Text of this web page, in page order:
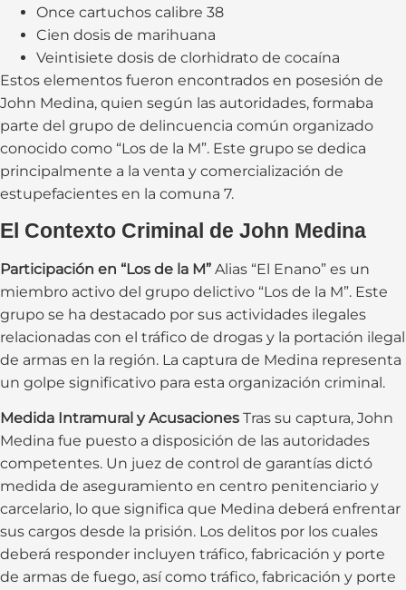
Once cartuchos calibre 38
Cien dosis de marihuana
Veintisiete dosis de clorhidrato de cocaína
Estos elementos fueron encontrados en posesión de
John Medina, quien según las autoridades, formaba
parte del grupo de delincuencia común organizado
conocido como “Los de la M”. Este grupo se dedica
principalmente a la venta y comercialización de
estupefacientes en la comuna 7.
El Contexto Criminal de John Medina
Participación en “Los de la M” Alias “El Enano” es un
miembro activo del grupo delictivo “Los de la M”. Este
grupo se ha destacado por sus actividades ilegales
relacionadas con el tráfico de drogas y la portación ilegal
de armas en la región. La captura de Medina representa
un golpe significativo para esta organización criminal.
Medida Intramural y Acusaciones Tras su captura, John
Medina fue puesto a disposición de las autoridades
competentes. Un juez de control de garantías dictó
medida de aseguramiento en centro penitenciario y
carcelario, lo que significa que Medina deberá enfrentar
sus cargos desde la prisión. Los delitos por los cuales
deberá responder incluyen tráfico, fabricación y porte
de armas de fuego, así como tráfico, fabricación y porte